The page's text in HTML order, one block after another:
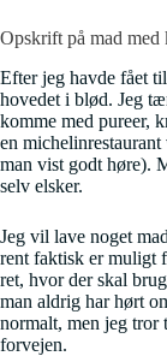
Opskrift på mad med
Efter jeg havde fået
hovedet i blød. Jeg
komme med pureer,
en
man vist godt høre).
selv elsker.
Jeg vil lave noget
rent faktisk er muligt
ret, hvor der skal
man aldrig har hørt
normalt, men jeg tror
forvejen.